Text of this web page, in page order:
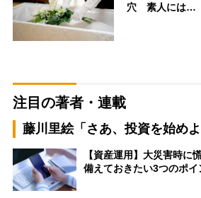
穴 素人には…
注目の著者・連載
藤川里絵「さあ、投資を始めよ
【資産運用】大災害時に
備えておきたい3つのポ